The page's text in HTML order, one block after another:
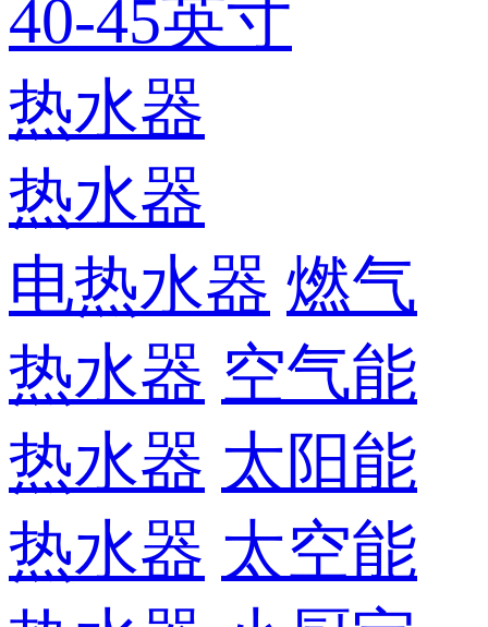
40-45英寸
热水器
热水器
电热水器 燃气
热水器 空气能
热水器 太阳能
热水器 太空能